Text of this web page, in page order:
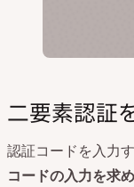
二要素認証
認証コードを入力
コードの入力を求